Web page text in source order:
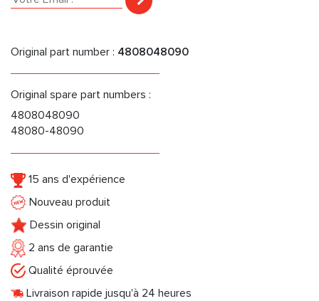
Original part number : 4808048090
Original spare part numbers :
4808048090
48080-48090
15 ans d'expérience
Nouveau produit
Dessin original
2 ans de garantie
Qualité éprouvée
Livraison rapide jusqu'à 24 heures